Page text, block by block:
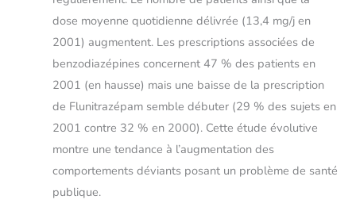
dose moyenne quotidienne délivrée (13,4 mg/j en
2001) augmentent. Les prescriptions associées de
benzodiazépines concernent 47 % des patients en
2001 (en hausse) mais une baisse de la prescription
de Flunitrazépam semble débuter (29 % des sujets en
2001 contre 32 % en 2000). Cette étude évolutive
montre une tendance à l’augmentation des
comportements déviants posant un problème de santé
publique.